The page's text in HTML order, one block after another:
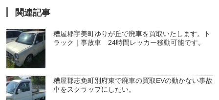
関連記事
糟屋郡宇美町ゆりが丘で廃車を買取いたします。ト
ラック｜事故車 24時間レッカー移動可能です。
糟屋郡志免町別府東で廃車の買取EVの動かない事故
車をスクラップにしたい。